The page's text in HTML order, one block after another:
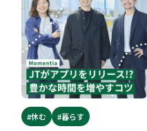
#休む #暮らす